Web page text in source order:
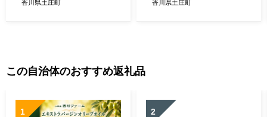
香川県土庄町 香川県土庄町
この自治体のおすすめ返礼品
1 2